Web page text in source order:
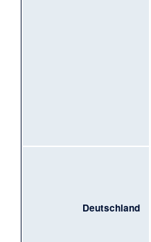
Deutschland